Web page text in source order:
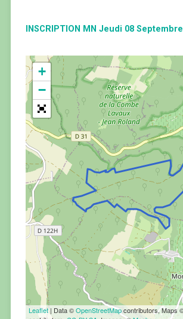
INSCRIPTION MN Jeudi 08
+
−
Leaflet| Data ©OpenStreetMapcontributors, Maps